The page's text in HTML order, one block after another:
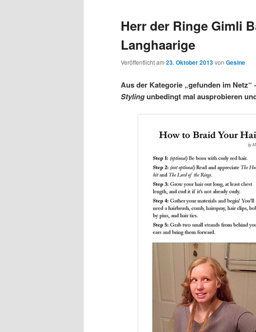
Herr der Ringe Gimli
Langhaarige
Veröffentlicht am 23. Oktober 2013von Gesine
Aus der Kategorie „gefunden im
Stylingunbedingt mal ausprobieren